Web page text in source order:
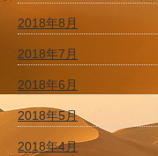
2018年8月
2018年7月
2018年6月
2018年5月
2018年4月